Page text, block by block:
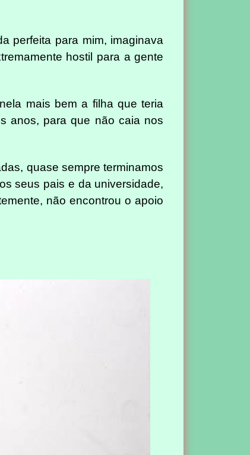
perfeita para mim, imaginava
hostil para a gente
mais bem a filha que teria
anos, para que não caia nos
quase sempre terminamos
seus pais e da universidade,
não encontrou o apoio